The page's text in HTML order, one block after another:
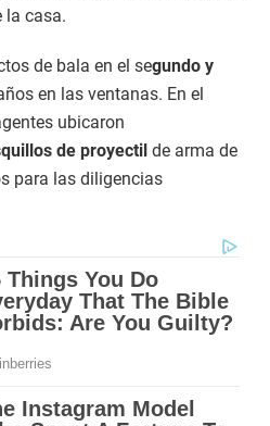
la casa.
de bala en el segundo y
en las ventanas. En el
ubicaron
de proyectil de arma de
para las diligencias